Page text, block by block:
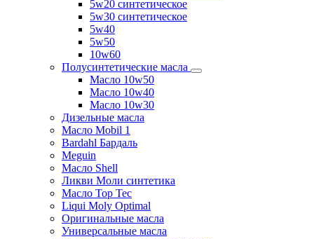
5w20 синтетическое
5w30 синтетическое
5w40
5w50
10w60
Полусинтетические масла
Масло 10w50
Масло 10w40
Масло 10w30
Дизельные масла
Масло Mobil 1
Bardahl Бардаль
Meguin
Масло Shell
Ликви Моли синтетика
Масло Top Tec
Liqui Moly Optimal
Оригинальные масла
Универсальные масла